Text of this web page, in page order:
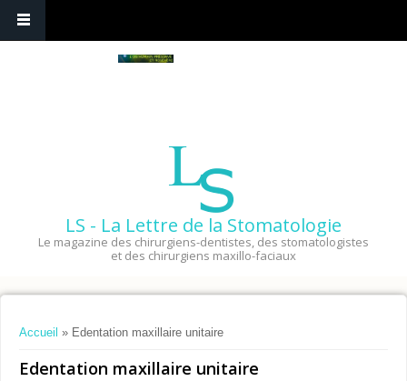
LS - La Lettre de la Stomatologie
Le magazine des chirurgiens-dentistes, des stomatologistes
et des chirurgiens maxillo-faciaux
Vous êtes ici
Accueil » Edentation maxillaire unitaire
Edentation maxillaire unitaire